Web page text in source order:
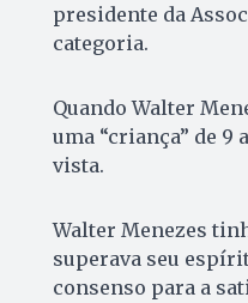
presidente da
categoria.
Quando Walter
uma “criança” de 9
vista.
Walter Menezes
superava seu
consenso para a